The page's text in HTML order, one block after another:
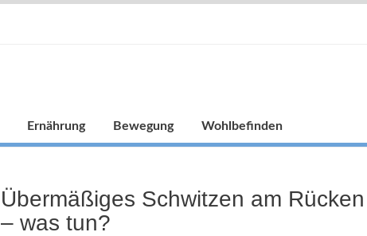
Ernährung Bewegung Wohlbefinden
Übermäßiges Schwitzen am Rücken
– was tun?